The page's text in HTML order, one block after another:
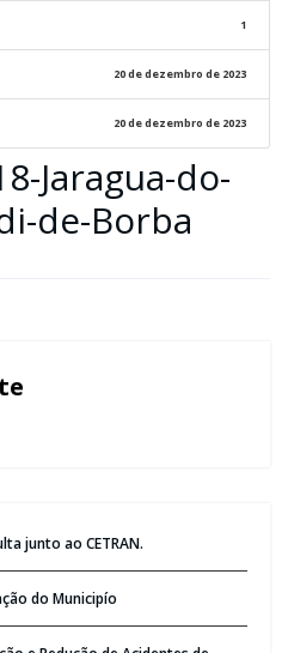
1
20 de dezembro de 2023
20 de dezembro de 2023
Jaragua-do-
de-Borba
junto ao CETRAN.
do Municipío